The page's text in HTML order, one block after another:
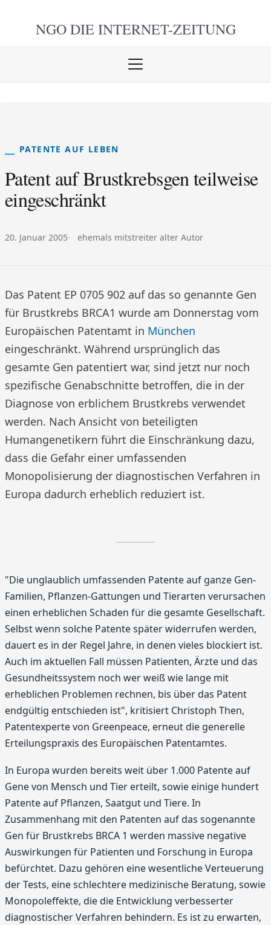
NGO DIE INTERNET-ZEITUNG
Menü
PATENTE AUF LEBEN
Patent auf Brustkrebsgen teilweise
eingeschränkt
Veröffentlicht am:
20. Januar 2005 Autor:
ehemals mitstreiter alter Autor
Das Patent EP 0705 902 auf das so genannte Gen
für Brustkrebs BRCA1 wurde am Donnerstag vom
Europäischen Patentamt in München
eingeschränkt. Während ursprünglich das
gesamte Gen patentiert war, sind jetzt nur noch
spezifische Genabschnitte betroffen, die in der
Diagnose von erblichem Brustkrebs verwendet
werden. Nach Ansicht von beteiligten
Humangenetikern führt die Einschränkung dazu,
dass die Gefahr einer umfassenden
Monopolisierung der diagnostischen Verfahren in
Europa dadurch erheblich reduziert ist.
"Die unglaublich umfassenden Patente auf ganze Gen-
Familien, Pflanzen-Gattungen und Tierarten verursachen
einen erheblichen Schaden für die gesamte Gesellschaft.
Selbst wenn solche Patente später widerrufen werden,
dauert es in der Regel Jahre, in denen vieles blockiert ist.
Auch im aktuellen Fall müssen Patienten, Ärzte und das
Gesundheitssystem noch wer weiß wie lange mit
erheblichen Problemen rechnen, bis über das Patent
endgültig entschieden ist", kritisiert Christoph Then,
Patentexperte von Greenpeace, erneut die generelle
Erteilungspraxis des Europäischen Patentamtes.
In Europa wurden bereits weit über 1.000 Patente auf
Gene von Mensch und Tier erteilt, sowie einige hundert
Patente auf Pflanzen, Saatgut und Tiere. In
Zusammenhang mit den Patenten auf das sogenannte
Gen für Brustkrebs BRCA 1 werden massive negative
Auswirkungen für Patienten und Forschung in Europa
befürchtet. Dazu gehören eine wesentliche Verteuerung
der Tests, eine schlechtere medizinische Beratung, sowie
Monopoleffekte, die die Entwicklung verbesserter
diagnostischer Verfahren behindern. Es ist zu erwarten,